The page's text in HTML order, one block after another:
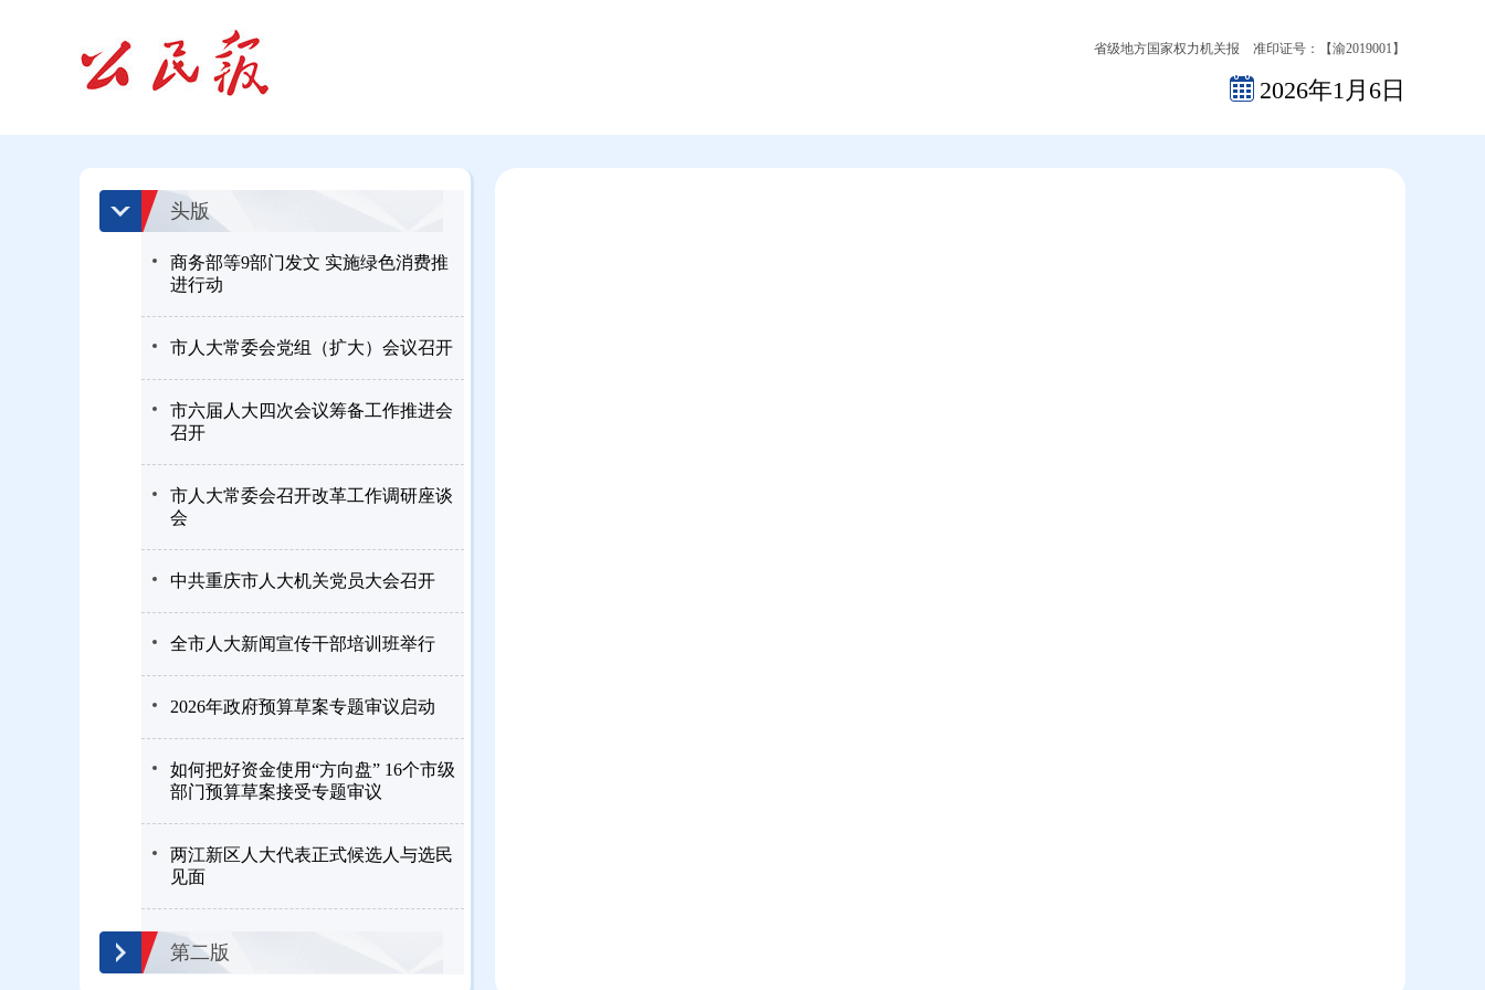
省级地方国家权力机关报 准印证号：【渝2019001】
2026年1月6日
头版
商务部等9部门发文 实施绿色消费推
进行动
市人大常委会党组（扩大）会议召开
市六届人大四次会议筹备工作推进会
召开
市人大常委会召开改革工作调研座谈
会
中共重庆市人大机关党员大会召开
全市人大新闻宣传干部培训班举行
2026年政府预算草案专题审议启动
如何把好资金使用“方向盘” 16个市级
部门预算草案接受专题审议
两江新区人大代表正式候选人与选民
见面
第二版